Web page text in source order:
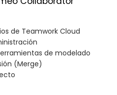
de Teamwork Cloud​
de modelado​
(Merge)​